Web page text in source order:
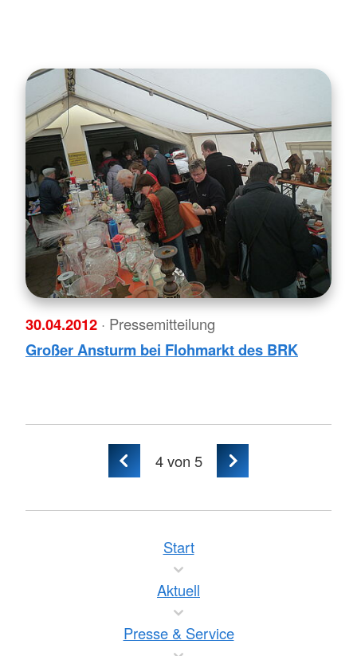
30.04.2012 · Pressemitteilung
Großer Ansturm bei Flohmarkt des BRK
4von 5
Start
Aktuell
Presse & Service